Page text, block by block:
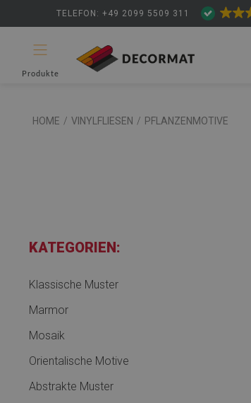
TELEFON: +49 2099 5509 311
Produkte
HOME / VINYLFLIESEN / PFLANZENMOTIVE
KATEGORIEN:
Klassische Muster
Marmor
Mosaik
Orientalische Motive
Abstrakte Muster